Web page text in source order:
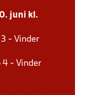
juni kl.
- Vinder
4 - Vinder